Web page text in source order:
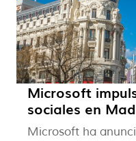
Microsoft
sociales en
Microsoft ha